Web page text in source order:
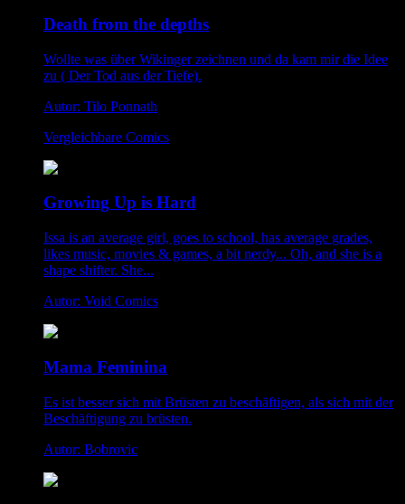
Death from the depths
Wollte was über Wikinger zeichnen und da kam mir die Idee
zu ( Der Tod aus der Tiefe).
Autor: Tilo Ponnath
Vergleichbare Comics
Growing Up is Hard
Issa is an average girl, goes to school, has average grades,
likes music, movies & games, a bit nerdy... Oh, and she is a
shape shifter. She...
Autor: Void Comics
Mama Feminina
Es ist besser sich mit Brüsten zu beschäftigen, als sich mit der
Beschäftigung zu brüsten.
Autor: Bobrovic